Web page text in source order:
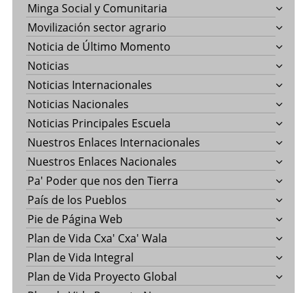
Minga Social y Comunitaria
Movilización sector agrario
Noticia de Último Momento
Noticias
Noticias Internacionales
Noticias Nacionales
Noticias Principales Escuela
Nuestros Enlaces Internacionales
Nuestros Enlaces Nacionales
Pa' Poder que nos den Tierra
País de los Pueblos
Pie de Página Web
Plan de Vida Cxa' Cxa' Wala
Plan de Vida Integral
Plan de Vida Proyecto Global